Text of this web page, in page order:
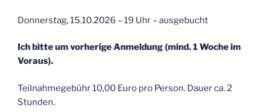
Donnerstag, 15.10.2026 – 19 Uhr – ausgebucht
Ich bitte um vorherige Anmeldung (mind. 1 Woche im
Voraus).
Teilnahmegebühr 10,00 Euro pro Person. Dauer ca. 2
Stunden.